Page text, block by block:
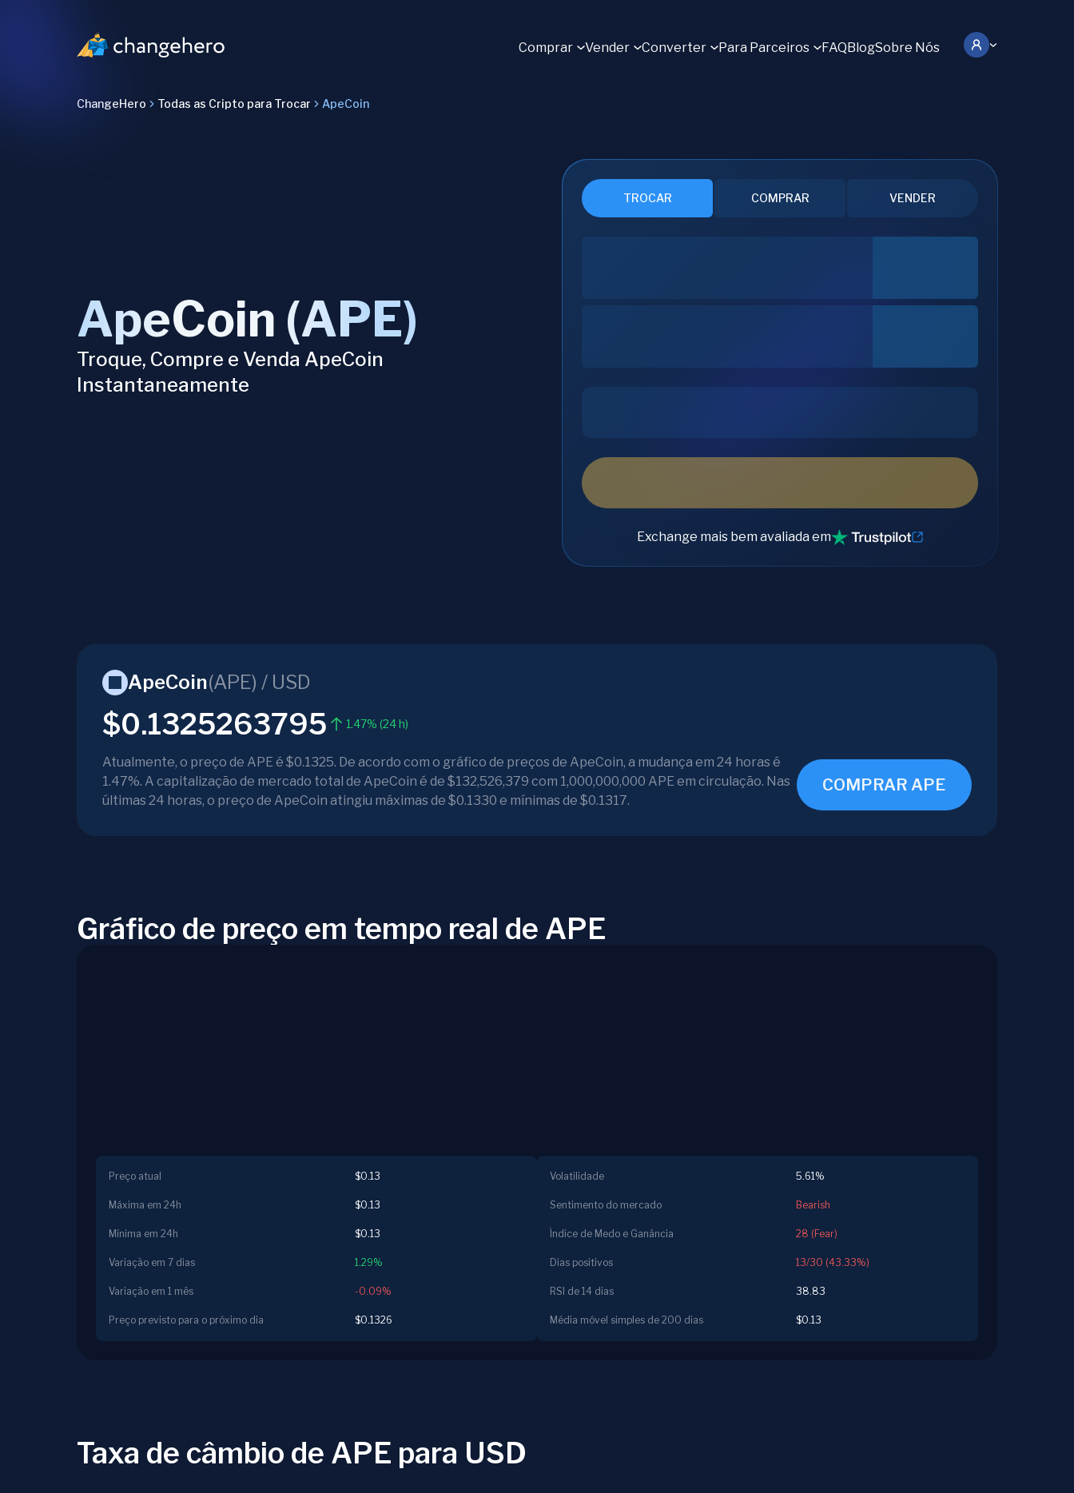
Comprar Vender Converter Para Parceiros FAQBlogSobre Nós
ChangeHero Todas as Cripto para Trocar ApeCoin
ApeCoin (APE)
Troque, Compre e Venda ApeCoin
Instantaneamente
TROCAR COMPRAR VENDER
Exchange mais bem avaliada em
ApeCoin(APE) / USD
$0.1325263795 1.47% (24 h)
Atualmente, o preço de APE é $0.1325. De acordo com o gráfico de preços de ApeCoin, a mudança em 24 horas é
1.47%. A capitalização de mercado total de ApeCoin é de $132,526,379 com 1,000,000,000 APE em circulação. Nas
últimas 24 horas, o preço de ApeCoin atingiu máximas de $0.1330 e mínimas de $0.1317.
COMPRAR APE
Gráfico de preço em tempo real de APE
Preço atual $0.13
Máxima em 24h $0.13
Mínima em 24h $0.13
Variação em 7 dias 1.29%
Variação em 1 mês -0.09%
Preço previsto para o próximo dia $0.1326
Volatilidade 5.61%
Sentimento do mercado Bearish
Índice de Medo e Ganância 28 (Fear)
Dias positivos 13/30 (43.33%)
RSI de 14 dias 38.83
Média móvel simples de 200 dias $0.13
Taxa de câmbio de APE para USD